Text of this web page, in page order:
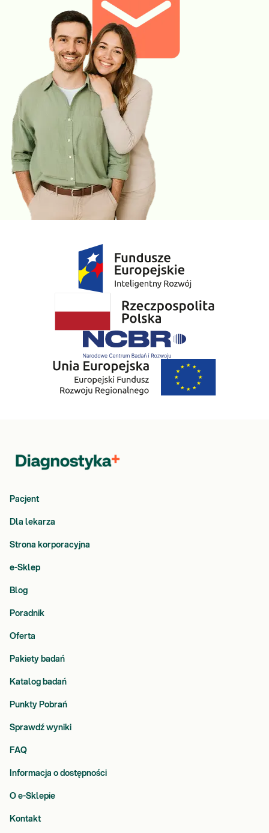
Pacjent
Dla lekarza
Strona korporacyjna
e-Sklep
Blog
Poradnik
Oferta
Pakiety badań
Katalog badań
Punkty Pobrań
Sprawdź wyniki
FAQ
Informacja o dostępności
O e-Sklepie
Kontakt